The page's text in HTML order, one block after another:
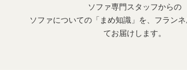
ソファ専門スタッフからの
ソファについての「まめ知識」を、フラン
てお届けします。